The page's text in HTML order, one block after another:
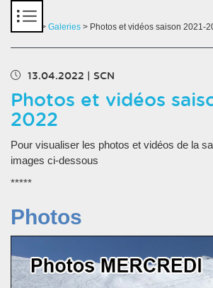
> Galeries > Photos et vidéos saison 2021-
13.04.2022 SCN
Photos et vidéos
2022
Pour visualiser les photos et vidéos de la
images ci-dessous
*****
Photos